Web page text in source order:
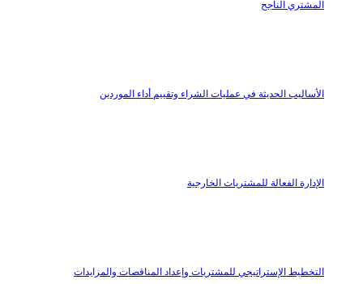
المشتري الناجح
الأساليب الحديثة في عمليات الشراء وتقييم أداء الموردين
الإدارة الفعالة للمشتريات الخارجية
التخطيط الإستراتيجي للمشتريات وإعداد المناقصات والمزايدات